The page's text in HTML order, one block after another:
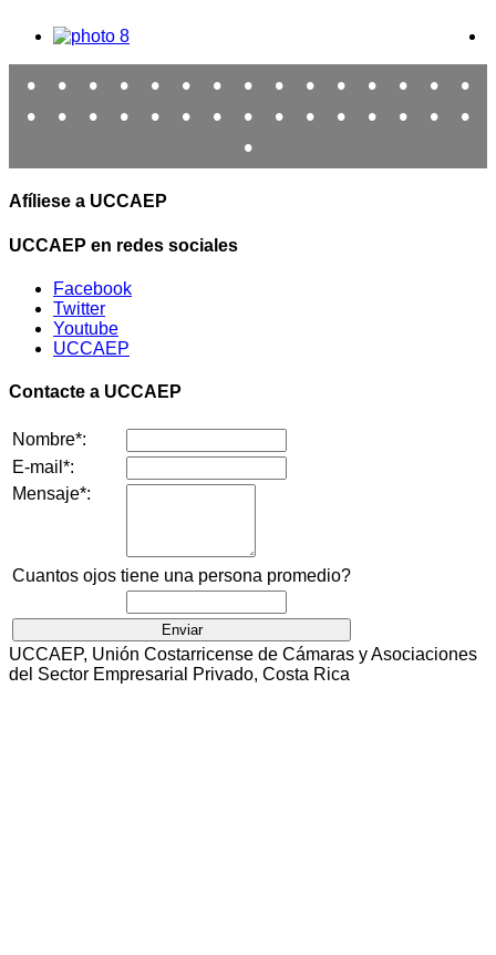
• • • • • • • • • • • • • •
•
•
• • • • • • • • • • • • •
•
•
Afíliese a UCCAEP
UCCAEP en redes sociales
Facebook
Twitter
Youtube
UCCAEP
Contacte a UCCAEP
Nombre*:
E-mail*:
Mensaje*:
Cuantos ojos tiene una persona promedio?
UCCAEP, Unión Costarricense de Cámaras y Asociaciones
del Sector Empresarial Privado, Costa Rica